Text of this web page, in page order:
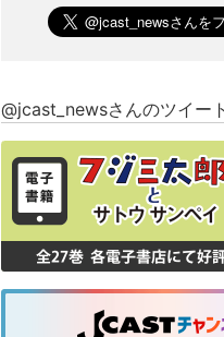
@jcast_newsさんのツイート